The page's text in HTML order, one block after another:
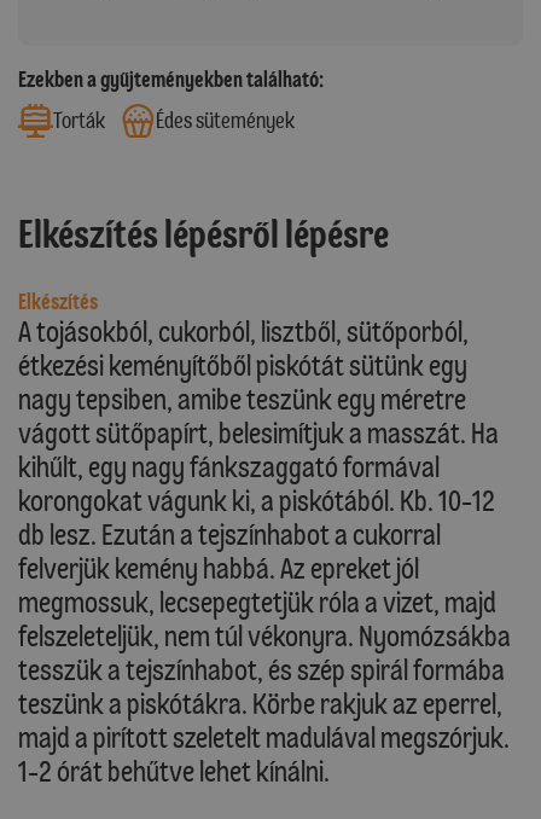
Ezekben a gyűjteményekben található:
Torták
Édes sütemények
Elkészítés lépésről lépésre
Elkészítés
A tojásokból, cukorból, lisztből, sütőporból,
étkezési keményítőből piskótát sütünk egy
nagy tepsiben, amibe teszünk egy méretre
vágott sütőpapírt, belesimítjuk a masszát. Ha
kihűlt, egy nagy fánkszaggató formával
korongokat vágunk ki, a piskótából. Kb. 10-12
db lesz. Ezután a tejszínhabot a cukorral
felverjük kemény habbá. Az epreket jól
megmossuk, lecsepegtetjük róla a vizet, majd
felszeleteljük, nem túl vékonyra. Nyomózsákba
tesszük a tejszínhabot, és szép spirál formába
teszünk a piskótákra. Körbe rakjuk az eperrel,
majd a pirított szeletelt madulával megszórjuk.
1-2 órát behűtve lehet kínálni.